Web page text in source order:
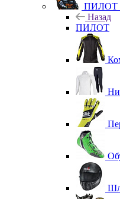
ПИЛОТ
Назад
ПИЛОТ